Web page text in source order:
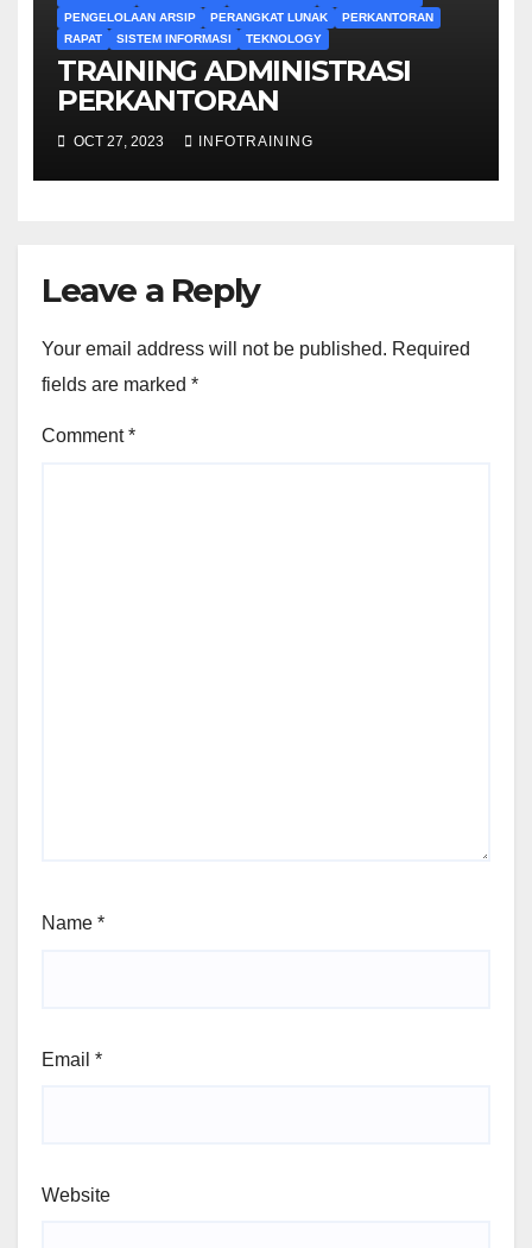
PENGELOLAAN ARSIP
PERANGKAT LUNAK
PERKANTORAN
RAPAT
SISTEM INFORMASI TEKNOLOGY
TRAINING ADMINISTRASI
PERKANTORAN
OCT 27, 2023 INFOTRAINING
Leave a Reply
Your email address will not be published. Required
fields are marked *
Comment*
Name *
Email *
Website